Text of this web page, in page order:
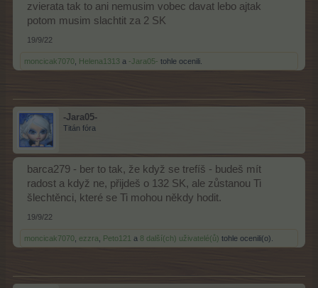
zvierata tak to ani nemusim vobec davat lebo ajtak
potom musim slachtit za 2 SK
19/9/22
moncicak7070, Helena1313 a -Jara05- tohle ocenili.
-Jara05-
Titán fóra
barca279 - ber to tak, že když se trefíš - budeš mít
radost a když ne, přijdeš o 132 SK, ale zůstanou Ti
šlechtěnci, které se Ti mohou někdy hodit.
19/9/22
moncicak7070, ezzra, Peto121 a 8 další(ch) uživatelé(ů) tohle ocenili(o).